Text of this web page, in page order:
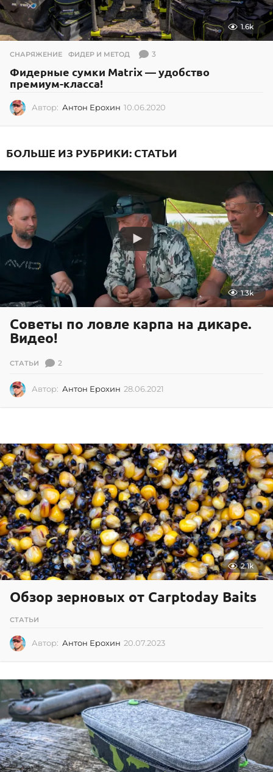
1.6k
СНАРЯЖЕНИЕ ,ФИДЕР И МЕТОД 3
Фидерные сумки Matrix — удобство
премиум-класса!
Автор: Антон Ерохин 10.06.2020
6
2
0
БОЛЬШЕ ИЗ РУБРИКИ: СТАТЬИ
1.3k
Советы по ловле карпа на дикаре.
Видео!
СТАТЬИ 2
Автор: Антон Ерохин 28.06.2021
.
2
0
2
1
2.1k
Обзор зерновых от Carptoday Baits
СТАТЬИ
Автор: Антон Ерохин 20.07.2023
0
7
.
2
0
2
3